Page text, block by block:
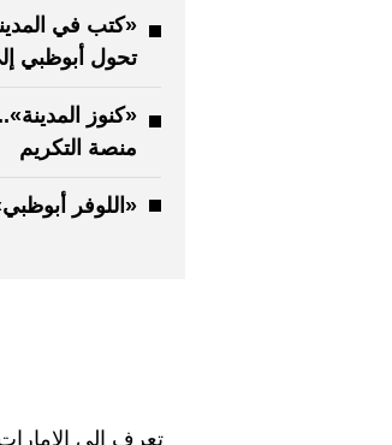
«كتب في
تحول أبوظبي
منصة التكريم
«اللوفر
تعرف إلى